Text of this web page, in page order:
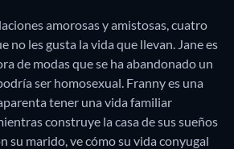
amorosas y amistosas, cuatro
no les gusta la vida que llevan. Jane es
de modas que se ha abandonado un
ser homosexual. Franny es una
tener una vida familiar
construye la casa de sus sueños
su marido, ve cómo su vida conyugal